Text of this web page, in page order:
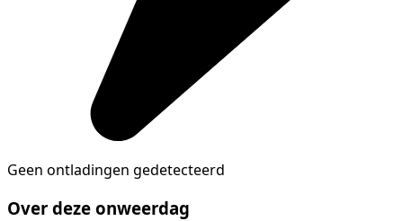
Geen ontladingen gedetecteerd
Over deze onweerdag